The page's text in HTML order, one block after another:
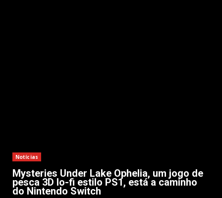
Notícias
Mysteries Under Lake Ophelia, um jogo de
pesca 3D lo-fi estilo PS1, está a caminho
do Nintendo Switch